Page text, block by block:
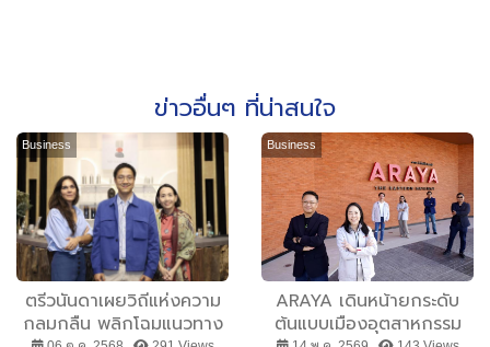
ข่าวอื่นๆ ที่น่าสนใจ
Business
ตรีวนันดาเผยวิถีแห่งความ
กลมกลืน พลิกโฉมแนวทาง
Business
ARAYA เดินหน้ายกระดับ
ต้นแบบเมืองอุตสาหกรรม